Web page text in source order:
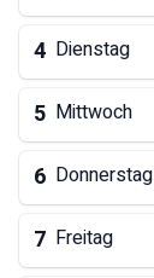
4 Dienstag
5 Mittwoch
6 Donnerstag
7 Freitag